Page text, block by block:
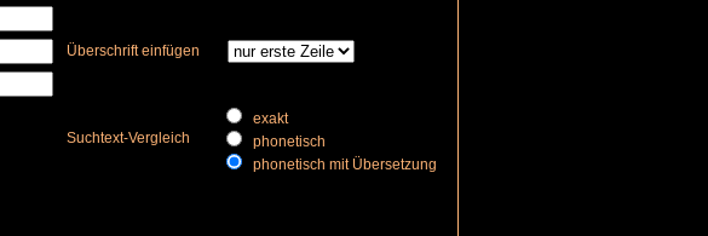
Überschrift einfügen
Suchtext-Vergleich
exakt
phonetisch
phonetisch mit Übersetzung